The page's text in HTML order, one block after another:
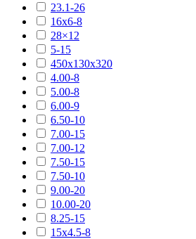
23.1-26
16х6-8
28×12
5-15
450х130х320
4.00-8
5.00-8
6.00-9
6.50-10
7.00-15
7.00-12
7.50-15
7.50-10
9.00-20
10.00-20
8.25-15
15х4.5-8